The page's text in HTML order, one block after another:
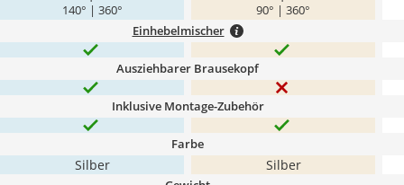
140° | 360° 90° | 360°
Einhebelmischer
Ausziehbarer Brausekopf
Inklusive Montage-Zubehör
Farbe
Silber Silber